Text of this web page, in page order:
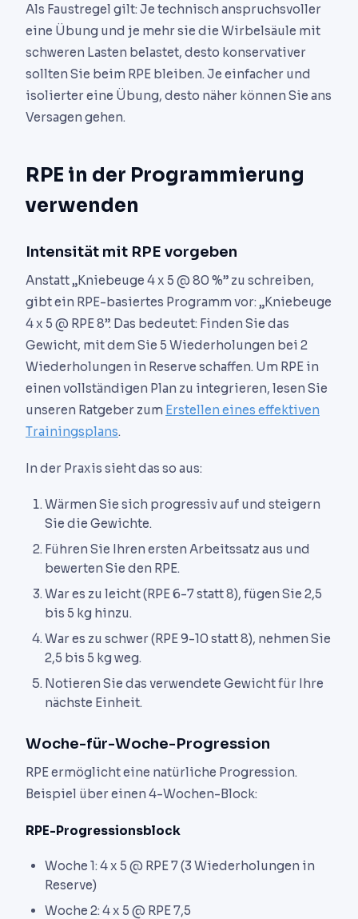
Als Faustregel gilt: Je technisch anspruchsvoller
eine Übung und je mehr sie die Wirbelsäule mit
schweren Lasten belastet, desto konservativer
sollten Sie beim RPE bleiben. Je einfacher und
isolierter eine Übung, desto näher können Sie ans
Versagen gehen.
RPE in der Programmierung
verwenden
Intensität mit RPE vorgeben
Anstatt „Kniebeuge 4 x 5 @ 80 %” zu schreiben,
gibt ein RPE-basiertes Programm vor: „Kniebeuge
4 x 5 @ RPE 8”. Das bedeutet: Finden Sie das
Gewicht, mit dem Sie 5 Wiederholungen bei 2
Wiederholungen in Reserve schaffen. Um RPE in
einen vollständigen Plan zu integrieren, lesen Sie
unseren Ratgeber zum Erstellen eines effektiven
Trainingsplans.
In der Praxis sieht das so aus:
Wärmen Sie sich progressiv auf und steigern
Sie die Gewichte.
Führen Sie Ihren ersten Arbeitssatz aus und
bewerten Sie den RPE.
War es zu leicht (RPE 6-7 statt 8), fügen Sie 2,5
bis 5 kg hinzu.
War es zu schwer (RPE 9-10 statt 8), nehmen Sie
2,5 bis 5 kg weg.
Notieren Sie das verwendete Gewicht für Ihre
nächste Einheit.
Woche-für-Woche-Progression
RPE ermöglicht eine natürliche Progression.
Beispiel über einen 4-Wochen-Block:
RPE-Progressionsblock
Woche 1: 4 x 5 @ RPE 7 (3 Wiederholungen in
Reserve)
Woche 2: 4 x 5 @ RPE 7,5